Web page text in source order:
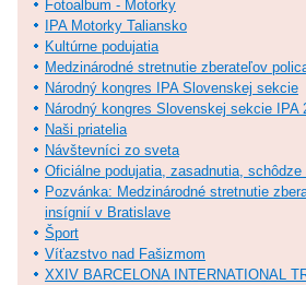
Fotoalbum - Motorky
IPA Motorky Taliansko
Kultúrne podujatia
Medzinárodné stretnutie zberateľov
Národný kongres IPA Slovenskej sekcie
Národný kongres Slovenskej sekcie IPA
Naši priatelia
Návštevníci zo sveta
Oficiálne podujatia, zasadnutia, schôdze
Pozvánka: Medzinárodné stretnutie
insígnií v Bratislave
Šport
Víťazstvo nad Fašizmom
XXIV BARCELONA INTERNATIONAL